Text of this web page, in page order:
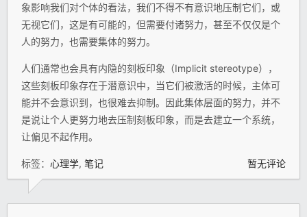
象影响我们对个体的看法，我们不得不有意识地压制它们，或
无视它们，这是有可能的，但需要付诸努力，甚至不仅仅是个
人的努力，也需要集体的努力。
人们通常也会具有内隐的刻板印象（Implicit stereotype），
这些刻板印象存在于潜意识中，当它们被激活的时候，主体可
能并不会意识到，也很难去抑制。因此集体层面的努力，并不
是说让个人更努力地去压制刻板印象，而是去建立一个系统，
让偏见不起作用。
标签： 心理学, 笔记 暂无评论